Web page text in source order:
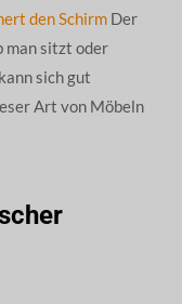
den SchirmDer
man sitzt oder
sich gut
Art von Möbeln